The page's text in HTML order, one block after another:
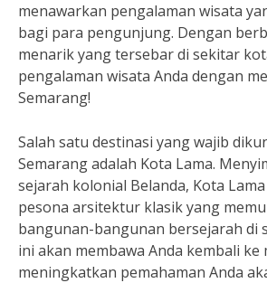
menawarkan pengalaman wisata
bagi para pengunjung. Dengan
menarik yang tersebar di sekitar
pengalaman wisata Anda dengan
Semarang!
Salah satu destinasi yang wajib
Semarang adalah Kota Lama.
sejarah kolonial Belanda, Kota
pesona arsitektur klasik yang
bangunan-bangunan bersejarah di
ini akan membawa Anda kembali ke
meningkatkan pemahaman Anda